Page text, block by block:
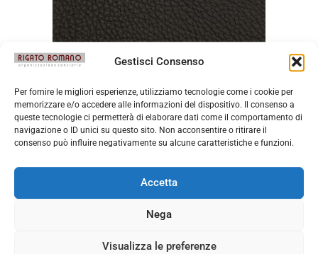
Gestisci Consenso
Per fornire le migliori esperienze, utilizziamo tecnologie come i cookie per
memorizzare e/o accedere alle informazioni del dispositivo. Il consenso a
queste tecnologie ci permetterà di elaborare dati come il comportamento di
navigazione o ID unici su questo sito. Non acconsentire o ritirare il
consenso può influire negativamente su alcune caratteristiche e funzioni.
Accetta
Nega
Visualizza le preferenze
Mont Blanc Testa Moro